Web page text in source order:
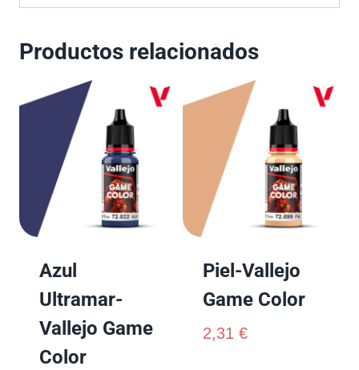
Productos relacionados
Azul
Ultramar-
Vallejo Game
Color
Piel-Vallejo
Game Color
2,31 €